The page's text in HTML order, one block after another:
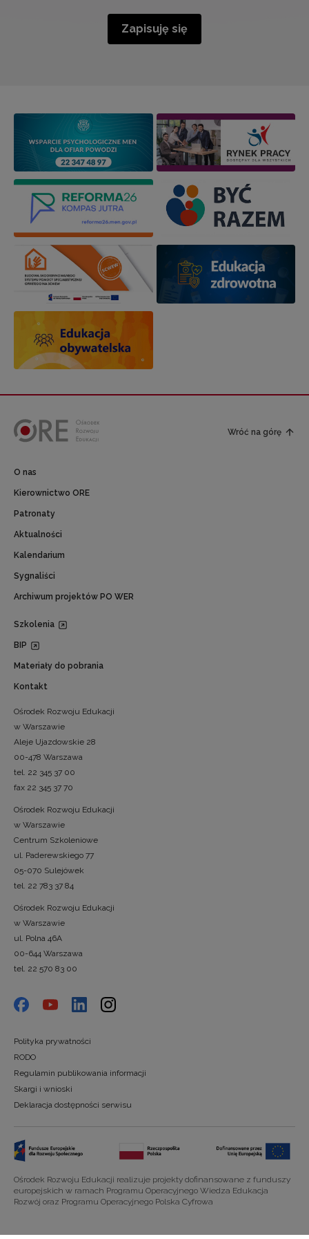
Zapisuję się
Wróć na górę
O nas
Kierownictwo ORE
Patronaty
Aktualności
Kalendarium
Sygnaliści
Archiwum projektów PO WER
Szkolenia
BIP
Materiały do pobrania
Kontakt
Ośrodek Rozwoju Edukacji
w Warszawie
Aleje Ujazdowskie 28
00-478 Warszawa
tel. 22 345 37 00
fax 22 345 37 70
Ośrodek Rozwoju Edukacji
w Warszawie
Centrum Szkoleniowe
ul. Paderewskiego 77
05-070 Sulejówek
tel. 22 783 37 84
Ośrodek Rozwoju Edukacji
w Warszawie
ul. Polna 46A
00-644 Warszawa
tel. 22 570 83 00
Polityka prywatności
RODO
Regulamin publikowania informacji
Skargi i wnioski
Deklaracja dostępności serwisu
Ośrodek Rozwoju Edukacji realizuje projekty dofinansowane z funduszy
europejskich w ramach Programu Operacyjnego Wiedza Edukacja
Rozwój oraz Programu Operacyjnego Polska Cyfrowa